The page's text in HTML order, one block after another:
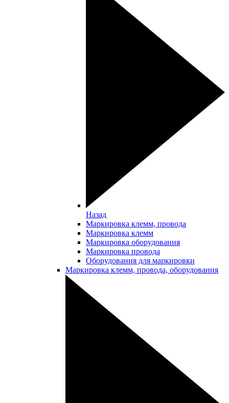
Назад
Маркировка клемм, провода
Маркировка клемм
Маркировка оборудования
Маркировка провода
Оборудования для маркировки
Маркировка клемм, провода, оборудования